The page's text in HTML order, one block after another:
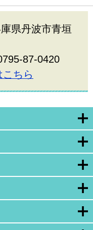
県丹波市青垣
87-0420
ちら